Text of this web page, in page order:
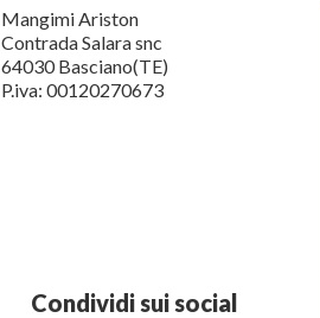
Mangimi Ariston
Contrada Salara snc
64030 Basciano(TE)
P.iva: 00120270673
Condividi sui social